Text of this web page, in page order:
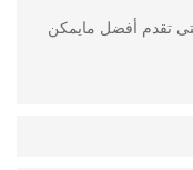
تقدم أفضل مايمكن